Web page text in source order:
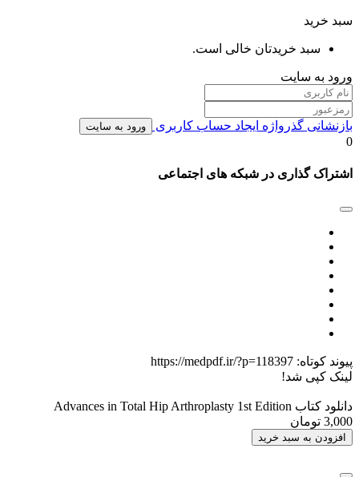
سبد خرید
سبد خریدتان خالی است.
ورود به سایت
بازنشانی گذرواژه ایجاد حساب کاربری ورود به سایت
0
اشتراک گذاری در شبکه های اجتماعی
پیوند کوتاه: https://medpdf.ir/?p=118397
لینک کپی شد!
دانلود کتاب Advances in Total Hip Arthroplasty 1st Edition
3,000 تومان
افزودن به سبد خرید